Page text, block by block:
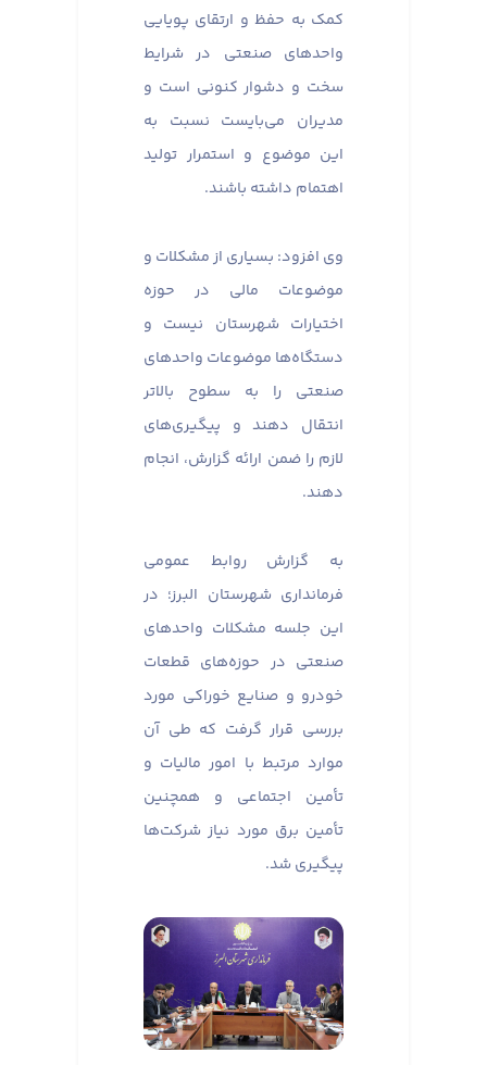
کمک به حفظ و ارتقای پویایی
واحدهای صنعتی در شرایط
سخت و دشوار کنونی است و
مدیران می‌بایست نسبت به
این موضوع و استمرار تولید
اهتمام داشته باشند.
وی افزود: بسیاری از مشکلات و
موضوعات مالی در حوزه
اختیارات شهرستان نیست و
دستگاه‌ها موضوعات واحدهای
صنعتی را به سطوح بالاتر
انتقال دهند و پیگیری‌های
لازم را ضمن ارائه گزارش، انجام
دهند.
به گزارش روابط عمومی
فرمانداری شهرستان البرز؛ در
این جلسه مشکلات واحدهای
صنعتی در حوزه‌های قطعات
خودرو و صنایع خوراکی مورد
بررسی قرار گرفت که طی آن
موارد مرتبط با امور مالیات و
تأمین اجتماعی و همچنین
تأمین برق مورد نیاز شرکت‌ها
پیگیری شد.